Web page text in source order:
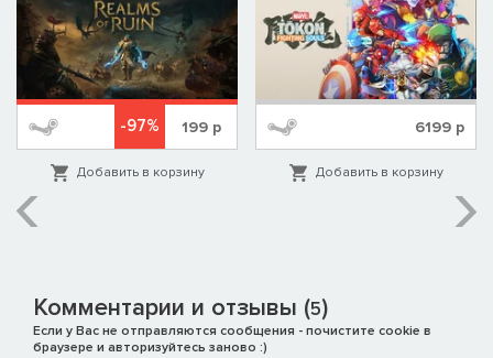
тот же Сэкбой, но заново набитый, зашитый и застёгнутый
для нового поколения искателей приключений.
-97% 199р
Добавить в корзину
6199 р
Добавить в корзину
Комментарии и отзывы (5)
Если у Вас не отправляются сообщения - почистите cookie в
браузере и авторизуйтесь заново :)